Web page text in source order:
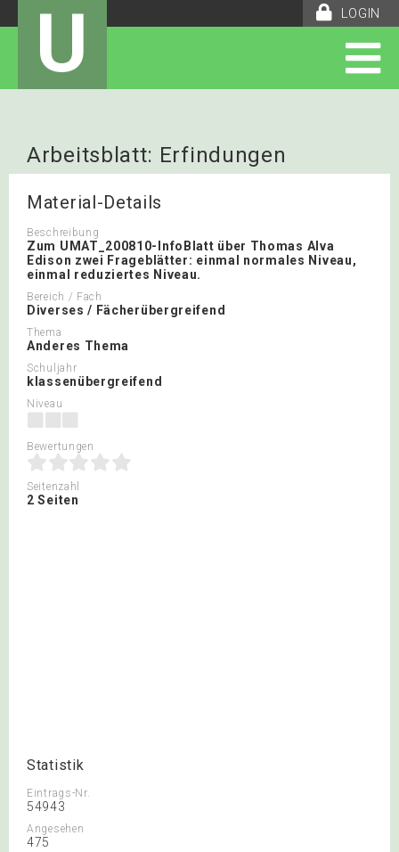
LOGIN
U
Arbeitsblatt: Erfindungen
Material-Details
Beschreibung
Zum UMAT_200810-InfoBlatt über Thomas Alva
Edison zwei Frageblätter: einmal normales Niveau,
einmal reduziertes Niveau.
Bereich / Fach
Diverses / Fächerübergreifend
Thema
Anderes Thema
Schuljahr
klassenübergreifend
Niveau
Bewertungen
Seitenzahl
2 Seiten
Statistik
Eintrags-Nr.
54943
Angesehen
475